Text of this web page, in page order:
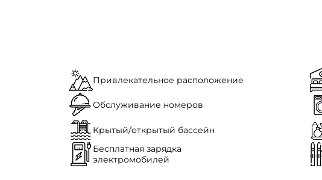
Привлекательное расположение
Обслуживание номеров
Крытый/открытый бассейн
Бесплатная зарядка
электромобилей